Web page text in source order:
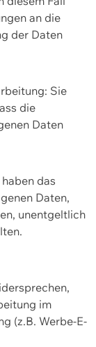
an die
der Daten
Sie
die
Daten
das
Daten,
unentgeltlich
im
(z.B. Werbe-E-